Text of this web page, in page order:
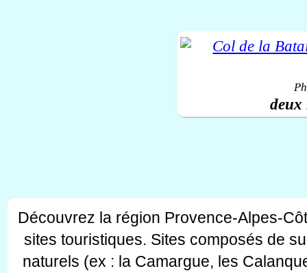
deux
Découvrez la région Provence-Alpes-
sites touristiques. Sites composés de
naturels (ex : la Camargue, les